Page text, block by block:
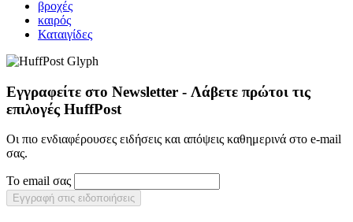
βροχές
καιρός
Καταιγίδες
Εγγραφείτε στο Newsletter - Λάβετε πρώτοι τις
επιλογές HuffPost
Οι πιο ενδιαφέρουσες ειδήσεις και απόψεις καθημερινά στο e-mail
σας.
Το email σας
Εγγραφή στις ειδοποιήσεις